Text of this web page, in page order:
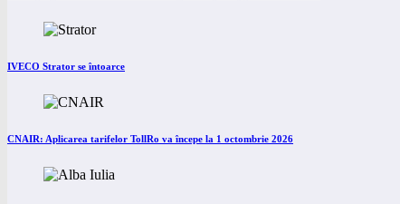
IVECO Strator se întoarce
CNAIR: Aplicarea tarifelor TollRo va începe la 1 octombrie 2026